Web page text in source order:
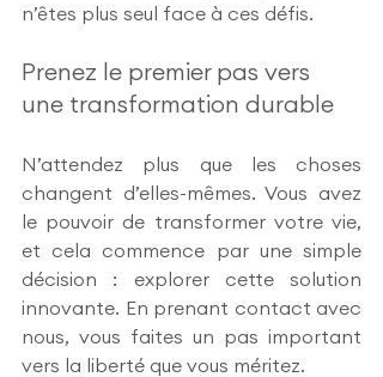
n’êtes plus seul face à ces défis.
Prenez le premier pas vers
une transformation durable
N’attendez plus que les choses
changent d’elles-mêmes. Vous avez
le pouvoir de transformer votre vie,
et cela commence par une simple
décision : explorer cette solution
innovante. En prenant contact avec
nous, vous faites un pas important
vers la liberté que vous méritez.